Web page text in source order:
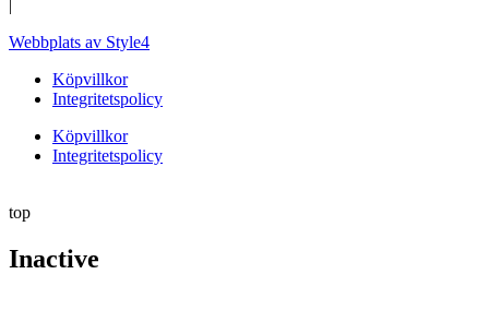
Webbplats av Style4
Köpvillkor
Integritetspolicy
Köpvillkor
Integritetspolicy
top
Inactive